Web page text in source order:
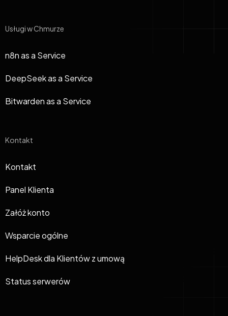
Usługi w Chmurze
n8n as a Service
DeepSeek as a Service
Bitwarden as a Service
Kontakt
Kontakt
Panel Klienta
Załóż konto
Wsparcie ogólne
HelpDesk dla Klientów z umową
Status serwerów